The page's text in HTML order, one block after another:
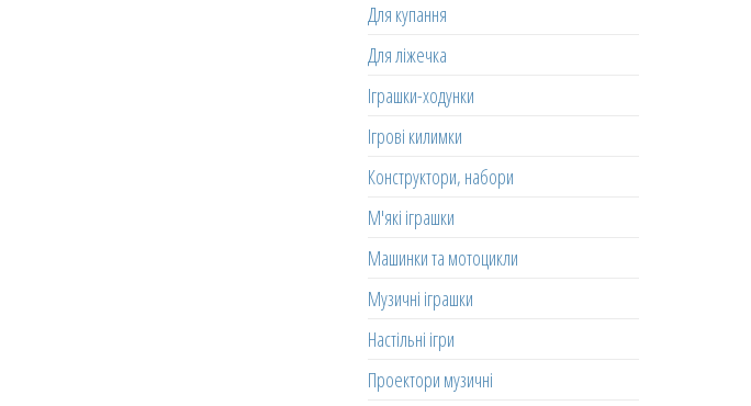
Для купання
Для ліжечка
Іграшки-ходунки
Ігрові килимки
Конструктори, набори
М'які іграшки
Машинки та мотоцикли
Музичні іграшки
Настільні ігри
Проектори музичні